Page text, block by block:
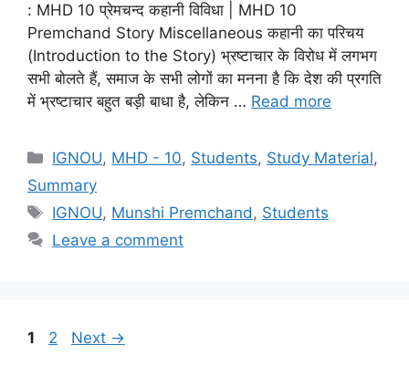
: MHD 10 प्रेमचन्द कहानी विविधा | MHD 10
Premchand Story Miscellaneous कहानी का परिचय
(Introduction to the Story) भ्रष्टाचार के विरोध में लगभग
सभी बोलते हैं, समाज के सभी लोगों का मनना है कि देश की प्रगति
में भ्रष्टाचार बहुत बड़ी बाधा है, लेकिन … Read more
IGNOU, MHD - 10, Students, Study Material,
Summary
IGNOU, Munshi Premchand, Students
Leave a comment
1 2 Next →